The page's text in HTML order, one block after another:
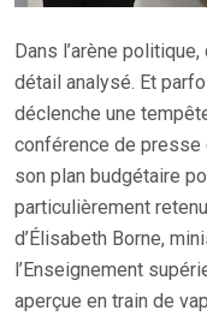
Dans l’arène
détail analysé. Et
déclenche une
conférence de presse
son plan budgétaire
particulièrement
d’Élisabeth Borne,
l’Enseignement
aperçue en train de